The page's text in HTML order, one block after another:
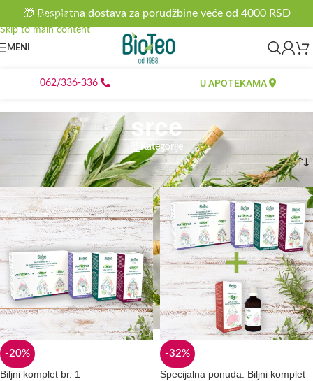
Skip to navigation
Skip to main content
🎁 Besplatna dostava za porudžbine veće od 4000 RSD
MENI
062/336-336 U APOTEKAMA
srce
Kategorije
Proizvod označen „srce“
-20%
Biljni komplet br. 1
-32%
Specijalna ponuda: Biljni komplet